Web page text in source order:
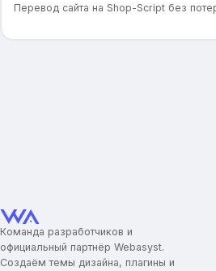
Перевод сайта на Shop-Script без
Команда разработчиков и
официальный партнёр Webasyst.
Создаём темы дизайна, плагины и